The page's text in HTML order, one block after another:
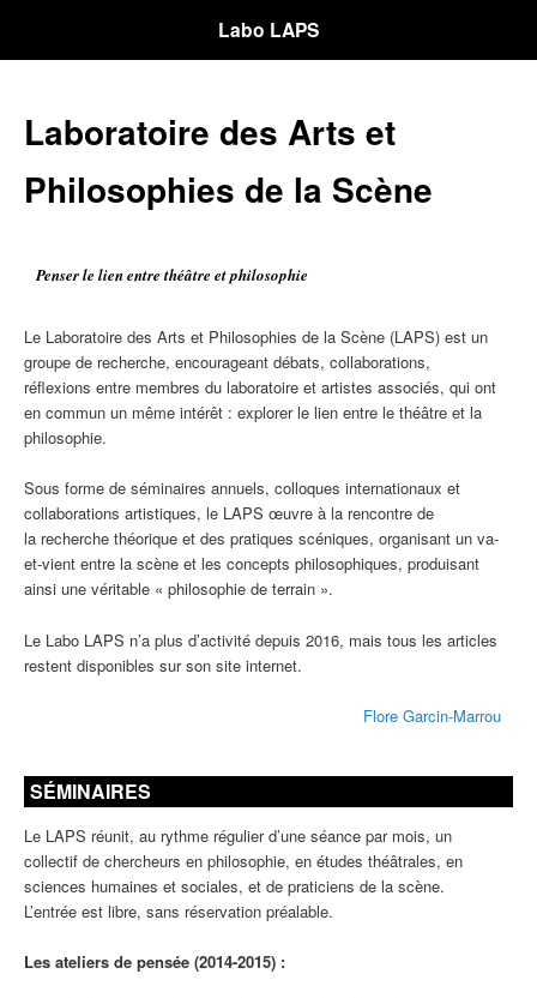
Labo LAPS
Laboratoire des Arts et
Philosophies de la Scène
Penser le lien entre théâtre et philosophie
Le Laboratoire des Arts et Philosophies de la Scène (LAPS) est un
groupe de recherche, encourageant débats, collaborations,
réflexions entre membres du laboratoire et artistes associés, qui ont
en commun un même intérêt : explorer le lien entre le théâtre et la
philosophie.
Sous forme de séminaires annuels, colloques internationaux et
collaborations artistiques, le LAPS œuvre à la rencontre de
la recherche théorique et des pratiques scéniques, organisant un va-
et-vient entre la scène et les concepts philosophiques, produisant
ainsi une véritable « philosophie de terrain ».
Le Labo LAPS n’a plus d’activité depuis 2016, mais tous les articles
restent disponibles sur son site internet.
Flore Garcin-Marrou
SÉMINAIRES
Le LAPS réunit, au rythme régulier d’une séance par mois, un
collectif de chercheurs en philosophie, en études théâtrales, en
sciences humaines et sociales, et de praticiens de la scène.
L’entrée est libre, sans réservation préalable.
Les ateliers de pensée (2014-2015) :